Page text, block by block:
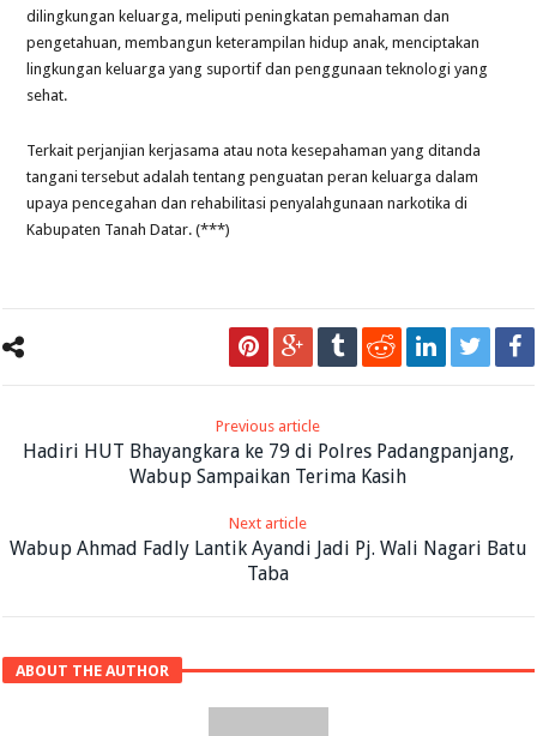
dilingkungan keluarga, meliputi peningkatan pemahaman dan
pengetahuan, membangun keterampilan hidup anak, menciptakan
lingkungan keluarga yang suportif dan penggunaan teknologi yang
sehat.
Terkait perjanjian kerjasama atau nota kesepahaman yang ditanda
tangani tersebut adalah tentang penguatan peran keluarga dalam
upaya pencegahan dan rehabilitasi penyalahgunaan narkotika di
Kabupaten Tanah Datar. (***)
Previous article
Hadiri HUT Bhayangkara ke 79 di Polres Padangpanjang,
Wabup Sampaikan Terima Kasih
Next article
Wabup Ahmad Fadly Lantik Ayandi Jadi Pj. Wali Nagari Batu
Taba
ABOUT THE AUTHOR